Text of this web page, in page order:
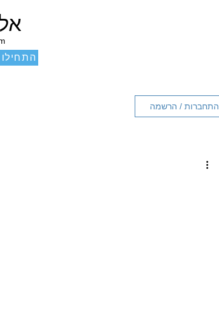
התחילו
התחברות / הרשמה